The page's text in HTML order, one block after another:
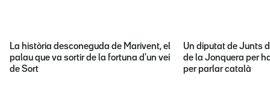
La història desconeguda de Marivent, el
palau que va sortir de la fortuna d'un veí
de Sort
Un diputat de Junts
de la Jonquera per
per parlar català